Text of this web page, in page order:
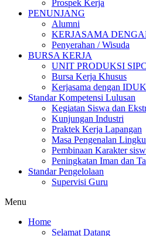
Prospek Kerja
PENUNJANG
Alumni
KERJASAMA
Penyerahan / Wisuda
BURSA KERJA
UNIT PRODUKSI
Bursa Kerja Khusus
Kerjasama dengan
Standar Kompetensi Lulusan
Kegiatan Siswa dan
Kunjungan Industri
Praktek Kerja Lapangan
Masa Pengenalan
Pembinaan Karakter
Peningkatan Iman dan
Standar Pengelolaan
Supervisi Guru
Menu
Home
Selamat Datang